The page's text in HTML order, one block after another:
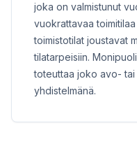
joka on valmistunut
vuokrattavaa
toimistotilat joustavat
tilatarpeisiin.
toteuttaa joko avo- tai
yhdistelmänä.